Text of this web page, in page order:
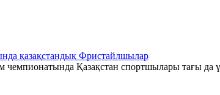
қазақстандық Фристайлшылар
Қазақстан спортшылары тағы да